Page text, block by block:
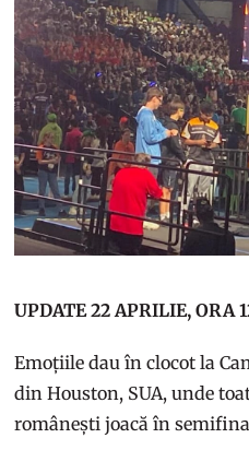
UPDATE 22 APRILIE, ORA
Emoțiile dau în clocot la
din Houston, SUA, unde
românești joacă în